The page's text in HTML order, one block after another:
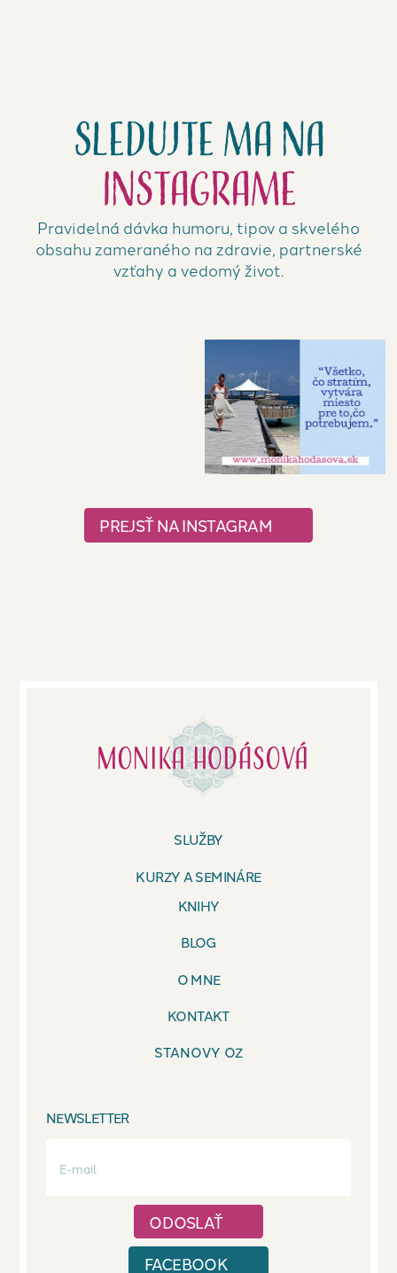
Sledujte ma na
Instagrame
Pravidelná dávka humoru, tipov a skvelého
obsahu zameraného na zdravie, partnerské
vzťahy a vedomý život.
PREJSŤ NA INSTAGRAM
SLUŽBY
BLOG
O MNE
KONTAKT
STANOVY OZ
KURZY A SEMINÁRE
KNIHY
NEWSLETTER
FACEBOOK